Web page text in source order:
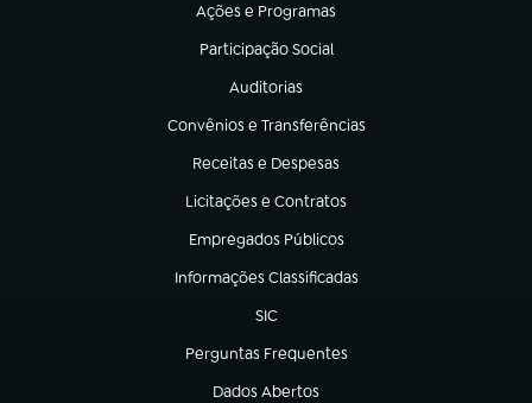
Ações e Programas
(abre em nova aba)
Participação Social
(abre em nova aba)
Auditorias
(abre em nova aba)
Convênios e Transferências
(abre em nova aba)
Receitas e Despesas
(abre em nova aba)
Licitações e Contratos
(abre em nova aba)
Empregados Públicos
(abre em nova aba)
Informações Classificadas
(abre em nova aba)
SIC
(abre em nova aba)
Perguntas Frequentes
(abre em nova aba)
Dados Abertos